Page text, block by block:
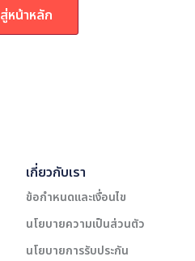
หน้าหลัก
เกี่ยวกับเรา
ข้อกำหนดและเงื่อนไข
นโยบายความเป็นส่วนตัว
นโยบายการรับประกัน